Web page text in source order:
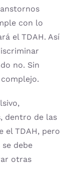
con lo
el TDAH. Así
no. Sin
dentro de las
el TDAH, pero
se debe
otras